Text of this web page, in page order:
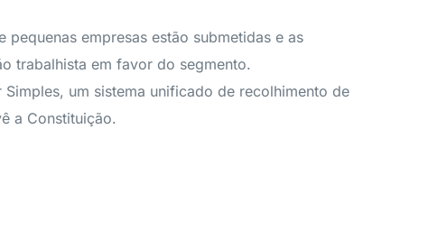
empresas estão submetidas e as
trabalhista em favor do segmento.
um sistema unificado de recolhimento de
a Constituição.